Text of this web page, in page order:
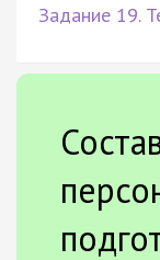
Задание 19.